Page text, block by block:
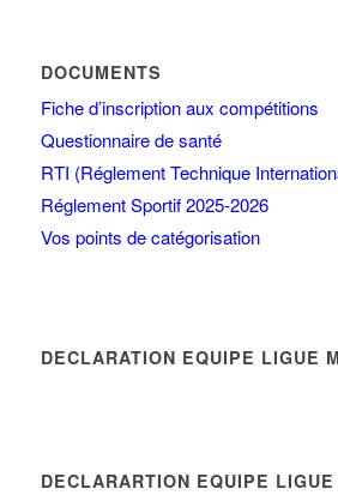
DOCUMENTS
Fiche d’inscription aux compétitions
Questionnaire de santé
RTI (Réglement Technique
Réglement Sportif 2025-2026
Vos points de catégorisation
DECLARATION EQUIPE LIGUE
DECLARARTION EQUIPE